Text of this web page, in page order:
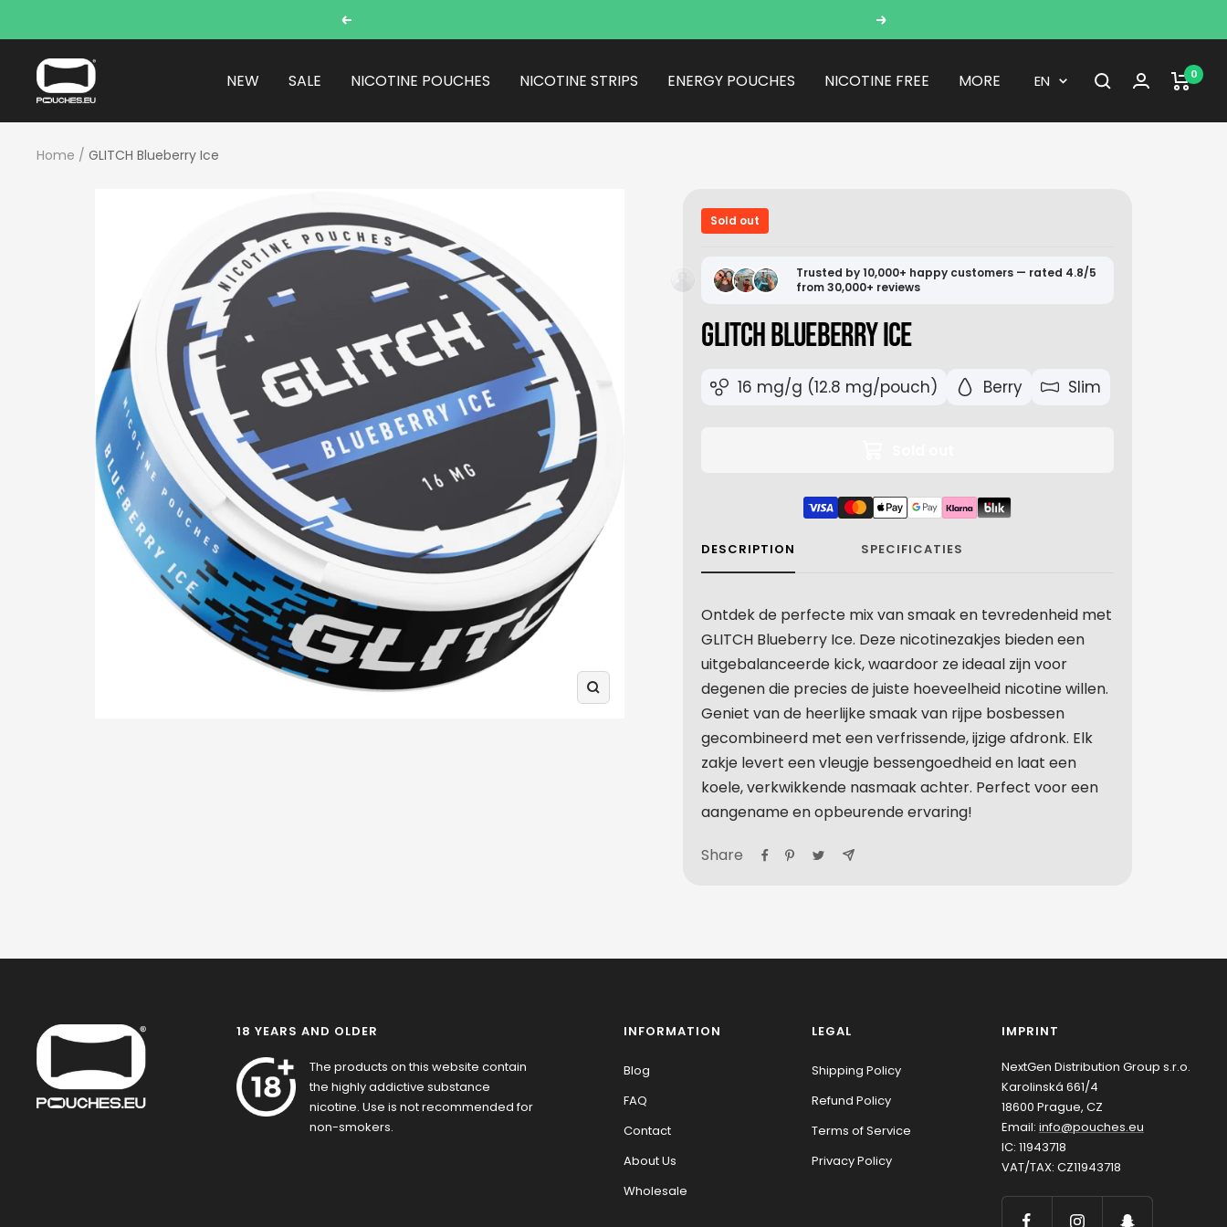
to
content
Previous Next
NEW SALE NICOTINE POUCHES NICOTINE STRIPS ENERGY POUCHES NICOTINE FREE MORE
POUCHES.EU Language
EN 0
Home GLITCH Blueberry Ice
Zoom
Sold out
Trusted by 10,000+ happy customers — rated 4.8/5
from 30,000+ reviews
GLITCH BLUEBERRY ICE
16 mg/g (12.8 mg/pouch) Berry Slim
DESCRIPTION SPECIFICATIES
Ontdek de perfecte mix van smaak en tevredenheid met
GLITCH Blueberry Ice. Deze nicotinezakjes bieden een
uitgebalanceerde kick, waardoor ze ideaal zijn voor
degenen die precies de juiste hoeveelheid nicotine willen.
Geniet van de heerlijke smaak van rijpe bosbessen
gecombineerd met een verfrissende, ijzige afdronk. Elk
zakje levert een vleugje bessengoedheid en laat een
koele, verkwikkende nasmaak achter. Perfect voor een
aangename en opbeurende ervaring!
Share
18 YEARS AND OLDER
The products on this website contain
the highly addictive substance
nicotine. Use is not recommended for
non-smokers.
INFORMATION
Blog
FAQ
Contact
About Us
Wholesale
LEGAL
Shipping Policy
Refund Policy
Terms of Service
Privacy Policy
IMPRINT
NextGen Distribution Group s.r.o.
Karolinská 661/4
18600 Prague, CZ
Email: info@pouches.eu
IC: 11943718
VAT/TAX: CZ11943718